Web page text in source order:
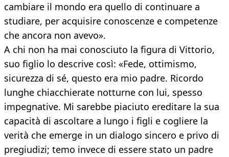
cambiare il mondo era quello di continuare a
studiare, per acquisire conoscenze e competenze
che ancora non avevo».
A chi non ha mai conosciuto la figura di Vittorio,
suo figlio lo descrive così: «Fede, ottimismo,
sicurezza di sé, questo era mio padre. Ricordo
lunghe chiacchierate notturne con lui, spesso
impegnative. Mi sarebbe piaciuto ereditare la sua
capacità di ascoltare a lungo i figli e cogliere la
verità che emerge in un dialogo sincero e privo di
pregiudizi; temo invece di essere stato un padre